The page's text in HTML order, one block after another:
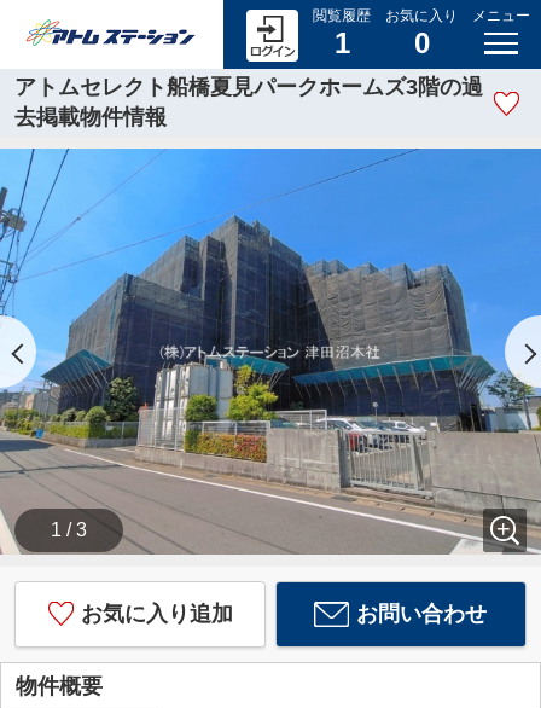
閲覧履歴
1
お気に入り
0
メニュー
アトムセレクト船橋夏見パークホームズ3階の過
去掲載物件情報
1 / 3
お気に入り追加 お問い合わせ
物件概要